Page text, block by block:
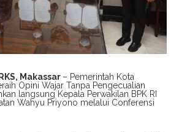
Makassar – Pemerintah Kota
Opini Wajar Tanpa Pengecualian
langsung Kepala Perwakilan BPK RI
Wahyu Priyono melalui Conferensi